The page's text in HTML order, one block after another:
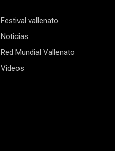
Festival vallenato
Noticias
Red Mundial Vallenato
Videos